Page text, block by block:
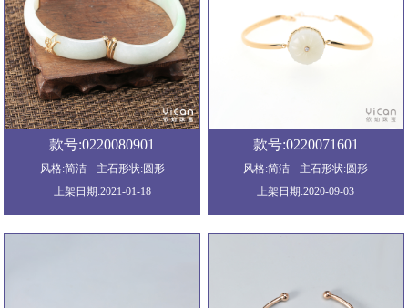
款号:0220080901
风格:简洁
主石形状:圆形
上架日期:2021-01-18
款号:0220071601
风格:简洁
主石形状:圆形
上架日期:2020-09-03